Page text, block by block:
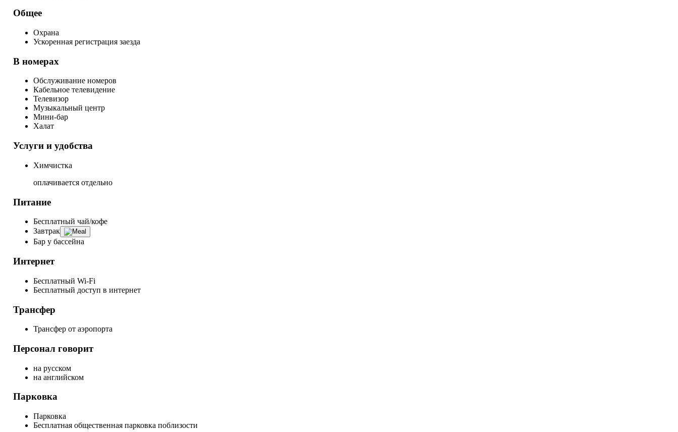
Общее
Охрана
Ускоренная регистрация заезда
В номерах
Обслуживание номеров
Кабельное телевидение
Телевизор
Музыкальный центр
Мини-бар
Халат
Услуги и удобства
Химчистка
оплачивается отдельно
Питание
Бесплатный чай/кофе
Завтрак
Бар у бассейна
Интернет
Бесплатный Wi-Fi
Бесплатный доступ в интернет
Трансфер
Трансфер от аэропорта
Персонал говорит
на русском
на английском
Парковка
Парковка
Бесплатная общественная парковка поблизости